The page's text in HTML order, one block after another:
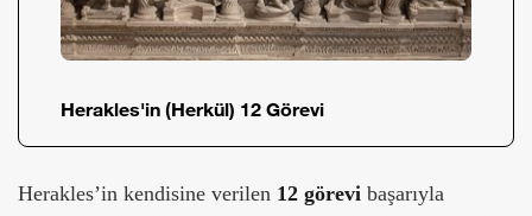
Herakles'in (Herkül) 12 Görevi
Herakles’in kendisine verilen 12 görevi başarıyla